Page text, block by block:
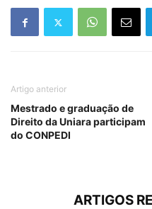
Artigo anterior
Mestrado e graduação de
Direito da Uniara participam
do CONPEDI
ARTIGOS